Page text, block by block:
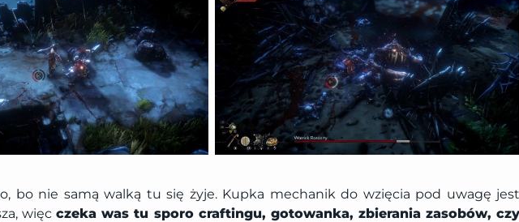
bo nie samą walką tu się żyje. Kupka mechanik do wzięcia pod uwagę jest
więcczeka was tu sporo craftingu, gotowanka, zbierania zasobów, czy